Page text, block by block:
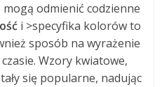
odmienić codzienne
i >specyfika kolorów to
sposób na wyrażenie
Wzory kwiatowe,
się popularne, nadując